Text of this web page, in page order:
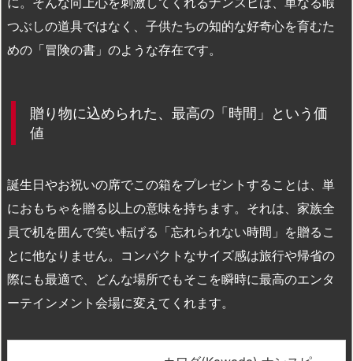
つぶしの道具ではなく、子供たちの知的な好奇心を育むた
めの「冒険の書」のような存在です。
贈り物に込められた、最高の「時間」という価
値
誕生日やお祝いの席でこの箱をプレゼントすることは、単
におもちゃを贈る以上の意味を持ちます。それは、家族全
員で机を囲んで笑い転げる「忘れられない時間」を贈るこ
とに他なりません。コンパクトなサイズ感は旅行や帰省の
際にも最適で、どんな場所でもそこを瞬時に最高のエンタ
ーテインメント会場に変えてくれます。